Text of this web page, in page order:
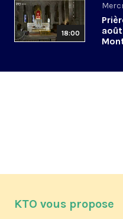
18:00
KTO vous propose